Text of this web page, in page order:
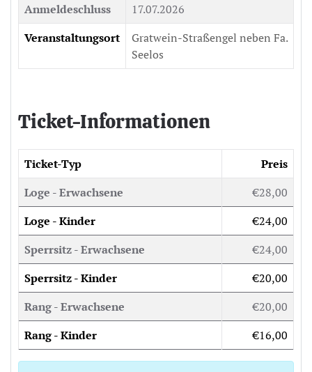
Anmeldeschluss
17.07.2026
Veranstaltungsort
Gratwein-Straßengel neben Fa.
Seelos
Ticket-Informationen
Ticket-Typ
Preis
Loge - Erwachsene
€28,00
Loge - Kinder
€24,00
Sperrsitz - Erwachsene
€24,00
Sperrsitz - Kinder
€20,00
Rang - Erwachsene
€20,00
Rang - Kinder
€16,00